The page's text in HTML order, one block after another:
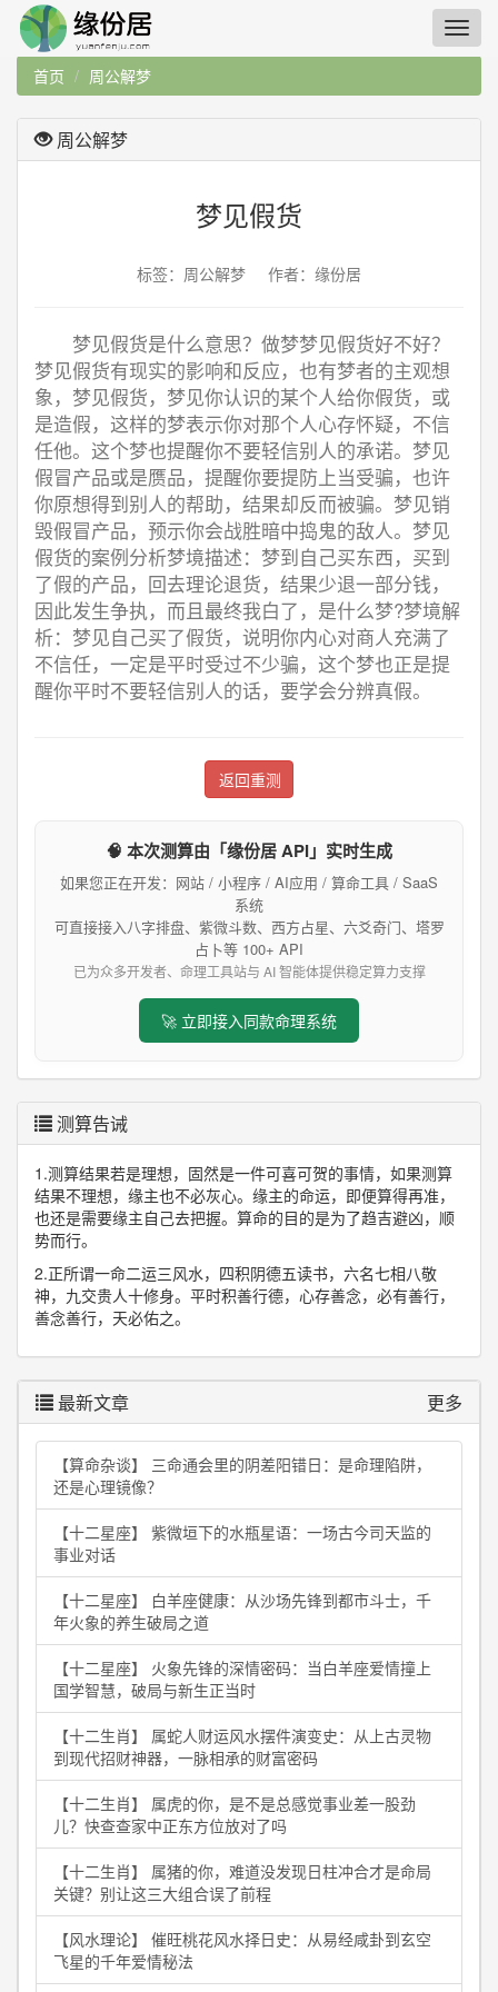
首页 周公解梦
周公解梦
梦见假货
标签：周公解梦 作者：缘份居
梦见假货是什么意思？做梦梦见假货好不好？
梦见假货有现实的影响和反应，也有梦者的主观想
象，梦见假货，梦见你认识的某个人给你假货，或
是造假，这样的梦表示你对那个人心存怀疑，不信
任他。这个梦也提醒你不要轻信别人的承诺。梦见
假冒产品或是赝品，提醒你要提防上当受骗，也许
你原想得到别人的帮助，结果却反而被骗。梦见销
毁假冒产品，预示你会战胜暗中捣鬼的敌人。梦见
假货的案例分析梦境描述：梦到自己买东西，买到
了假的产品，回去理论退货，结果少退一部分钱，
因此发生争执，而且最终我白了，是什么梦?梦境解
析：梦见自己买了假货，说明你内心对商人充满了
不信任，一定是平时受过不少骗，这个梦也正是提
醒你平时不要轻信别人的话，要学会分辨真假。
返回重测
🧠 本次测算由「缘份居 API」实时生成
如果您正在开发：网站 / 小程序 / AI应用 / 算命工具 / SaaS
系统
可直接接入八字排盘、紫微斗数、西方占星、六爻奇门、塔罗
占卜等 100+ API
已为众多开发者、命理工具站与 AI 智能体提供稳定算力支撑
🚀 立即接入同款命理系统
测算告诫
1.测算结果若是理想，固然是一件可喜可贺的事情，如果测算
结果不理想，缘主也不必灰心。缘主的命运，即便算得再准，
也还是需要缘主自己去把握。算命的目的是为了趋吉避凶，顺
势而行。
2.正所谓一命二运三风水，四积阴德五读书，六名七相八敬
神，九交贵人十修身。平时积善行德，心存善念，必有善行，
善念善行，天必佑之。
最新文章 更多
【算命杂谈】 三命通会里的阴差阳错日：是命理陷阱，
还是心理镜像？
【十二星座】 紫微垣下的水瓶星语：一场古今司天监的
事业对话
【十二星座】 白羊座健康：从沙场先锋到都市斗士，千
年火象的养生破局之道
【十二星座】 火象先锋的深情密码：当白羊座爱情撞上
国学智慧，破局与新生正当时
【十二生肖】 属蛇人财运风水摆件演变史：从上古灵物
到现代招财神器，一脉相承的财富密码
【十二生肖】 属虎的你，是不是总感觉事业差一股劲
儿？快查查家中正东方位放对了吗
【十二生肖】 属猪的你，难道没发现日柱冲合才是命局
关键？别让这三大组合误了前程
【风水理论】 催旺桃花风水择日史：从易经咸卦到玄空
飞星的千年爱情秘法